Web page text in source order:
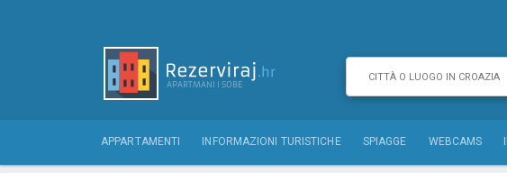
APPARTAMENTI INFORMAZIONI TURISTICHE SPIAGGE WEBCAMS